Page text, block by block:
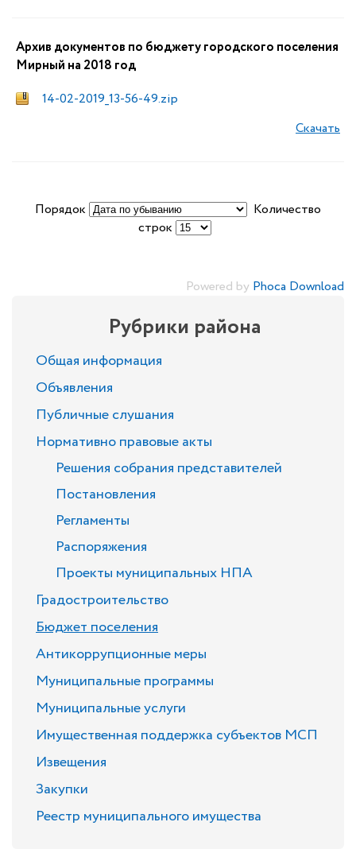
Архив документов по бюджету городского поселения
Мирный на 2018 год
14-02-2019_13-56-49.zip
Скачать
Порядок
Количество
строк
Powered by Phoca Download
Рубрики района
Общая информация
Объявления
Публичные слушания
Нормативно правовые акты
Решения собрания представителей
Постановления
Регламенты
Распоряжения
Проекты муниципальных НПА
Градостроительство
Бюджет поселения
Антикоррупционные меры
Муниципальные программы
Муниципальные услуги
Имущественная поддержка субъектов МСП
Извещения
Закупки
Реестр муниципального имущества